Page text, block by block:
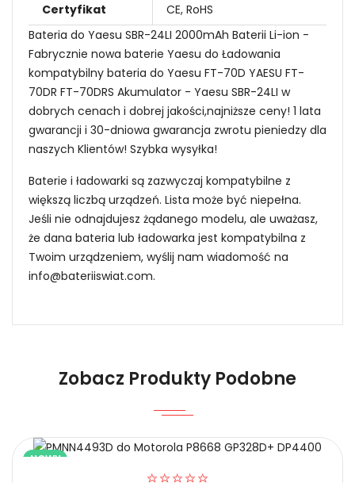
Certyfikat
CE, RoHS
Bateria do Yaesu SBR-24LI 2000mAh Baterii Li-ion -
Fabrycznie nowa baterie Yaesu do Ładowania
kompatybilny bateria do Yaesu FT-70D YAESU FT-
70DR FT-70DRS Akumulator - Yaesu SBR-24LI w
dobrych cenach i dobrej jakości,najniższe ceny! 1 lata
gwarancji i 30-dniowa gwarancja zwrotu pieniedzy dla
naszych Klientów! Szybka wysyłka!
Baterie i ładowarki są zazwyczaj kompatybilne z
większą liczbą urządzeń. Lista może być niepełna.
Jeśli nie odnajdujesz żądanego modelu, ale uważasz,
że dana bateria lub ładowarka jest kompatybilna z
Twoim urządzeniem, wyślij nam wiadomość na
info@bateriiswiat.com.
Niezawodność i pewność
1.Model urządzenia
Zobacz Produkty Podobne
NOWY